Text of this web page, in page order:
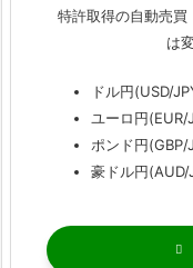
特許取得の自動売買
は
ドル円(USD/
ユーロ円
ポンド円
豪ドル円